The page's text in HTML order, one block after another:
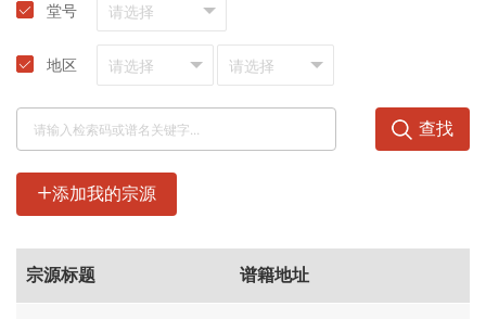
堂号
地区
查找
+添加我的宗源
宗源标题 谱籍地址